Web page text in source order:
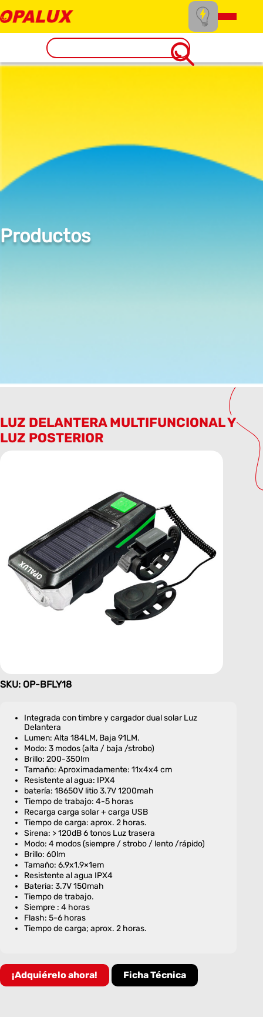
Productos
LUZ DELANTERA MULTIFUNCIONAL Y
LUZ POSTERIOR
SKU: OP-BFLY18
Integrada con timbre y cargador dual solar Luz
Delantera
Lumen: Alta 184LM, Baja 91LM.
Modo: 3 modos (alta / baja /strobo)
Brillo: 200-350lm
Tamaño: Aproximadamente: 11x4x4 cm
Resistente al agua: IPX4
batería: 18650V litio 3.7V 1200mah
Tiempo de trabajo: 4-5 horas
Recarga carga solar + carga USB
Tiempo de carga: aprox. 2 horas.
Sirena: > 120dB 6 tonos Luz trasera
Modo: 4 modos (siempre / strobo / lento /rápido)
Brillo: 60lm
Tamaño: 6.9x1.9×1em
Resistente al agua IPX4
Bateria: 3.7V 150mah
Tiempo de trabajo.
Siempre : 4 horas
Flash: 5-6 horas
Tiempo de carga; aprox. 2 horas.
¡Adquiérelo ahora! Ficha Técnica